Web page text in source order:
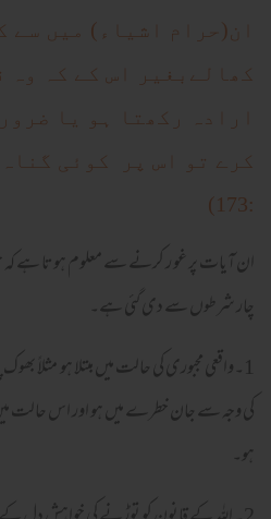
ان(حرام اشیاء) میں سے
کھالےبغیر اس کے کہ وہ
ارادہ رکھتا ہو یا
:173)
ان آیات پر غو ر کرنے سے معلوم ہوتا ہے
چار شرطوں سے دی گئی ہے۔
1۔واقعی مجبوری کی حالت میں مبتلا ہو مثلاً
کی وجہ سے جان خطرے میں ہو اور اس حالت میں
ہو۔